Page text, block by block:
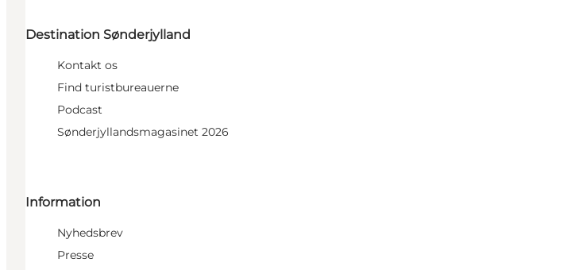
Destination Sønderjylland
Kontakt os
Find turistbureauerne
Podcast
Sønderjyllandsmagasinet 2026
Information
Nyhedsbrev
Presse